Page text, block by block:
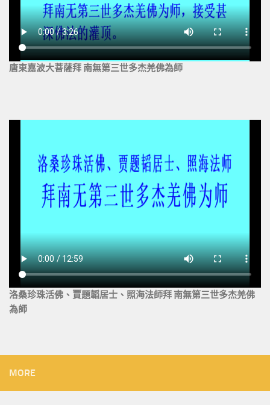
唐東嘉波大菩薩拜 南無第三世多杰羌佛為師
洛桑珍珠活佛、賈題韜居士、照海法師拜 南無第三世多杰羌佛
為師
MORE